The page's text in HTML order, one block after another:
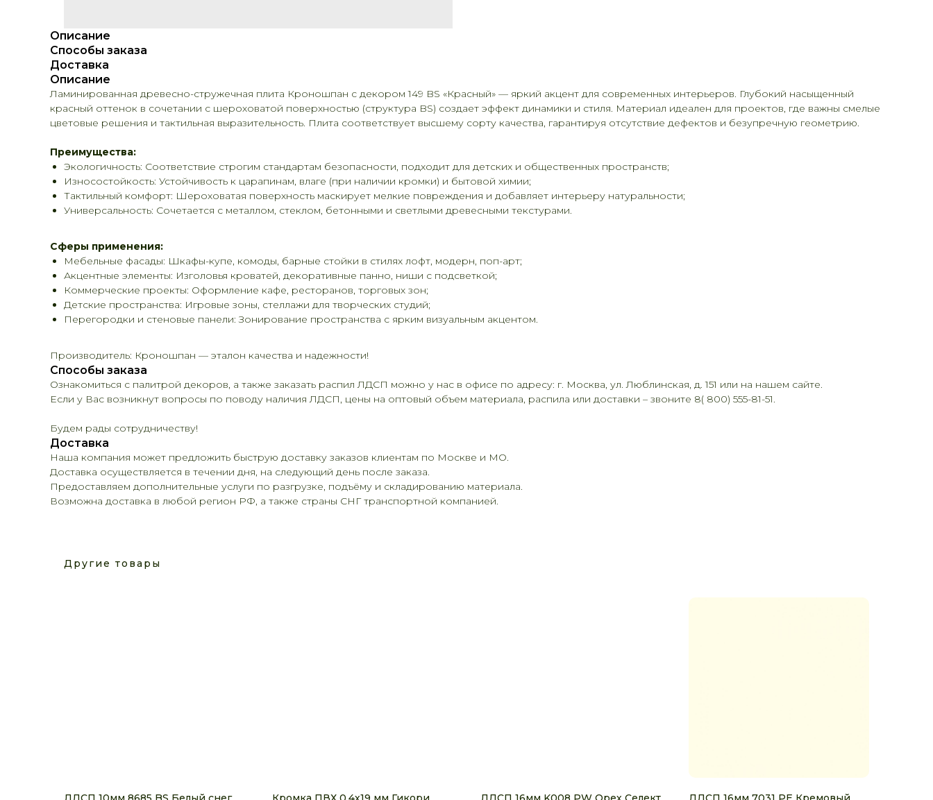
Описание
Способы заказа
Доставка
Описание
Ламинированная древесно-стружечная плита Кроношпан с декором 149 BS «Красный» — яркий акцент для современных интерьеров. Глубокий насыщенный
красный оттенок в сочетании с шероховатой поверхностью (структура BS) создает эффект динамики и стиля. Материал идеален для проектов, где важны смелые
цветовые решения и тактильная выразительность. Плита соответствует высшему сорту качества, гарантируя отсутствие дефектов и безупречную геометрию.
Преимущества:
Экологичность: Соответствие строгим стандартам безопасности, подходит для детских и общественных пространств;
Износостойкость: Устойчивость к царапинам, влаге (при наличии кромки) и бытовой химии;
Тактильный комфорт: Шероховатая поверхность маскирует мелкие повреждения и добавляет интерьеру натуральности;
Универсальность: Сочетается с металлом, стеклом, бетонными и светлыми древесными текстурами.
Сферы применения:
Мебельные фасады: Шкафы-купе, комоды, барные стойки в стилях лофт, модерн, поп-арт;
Акцентные элементы: Изголовья кроватей, декоративные панно, ниши с подсветкой;
Коммерческие проекты: Оформление кафе, ресторанов, торговых зон;
Детские пространства: Игровые зоны, стеллажи для творческих студий;
Перегородки и стеновые панели: Зонирование пространства с ярким визуальным акцентом.
Производитель: Кроношпан — эталон качества и надежности!
Способы заказа
Ознакомиться с палитрой декоров, а также заказать распил ЛДСП можно у нас в офисе по адресу: г. Москва, ул. Люблинская, д. 151 или на нашем сайте.
Если у Вас возникнут вопросы по поводу наличия ЛДСП, цены на оптовый объем материала, распила или доставки – звоните 8( 800) 555-81-51.
Будем рады сотрудничеству!
Доставка
Наша компания может предложить быструю доставку заказов клиентам по Москве и МО.
Доставка осуществляется в течении дня, на следующий день после заказа.
Предоставляем дополнительные услуги по разгрузке, подъёму и складированию материала.
Возможна доставка в любой регион РФ, а также страны СНГ транспортной компанией.
Другие товары